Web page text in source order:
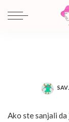
Ako ste sanjali